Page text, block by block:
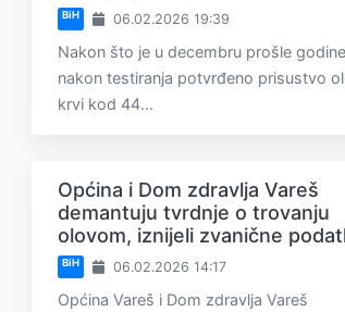
BiH 06.02.2026 19:39
Nakon što je u decembru prošle
nakon testiranja potvrđeno prisustvo
krvi kod 44...
Općina i Dom zdravlja Vareš
demantuju tvrdnje o trovanju
olovom, iznijeli zvanične
BiH 06.02.2026 14:17
Općina Vareš i Dom zdravlja Vareš